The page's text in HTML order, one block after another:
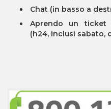
Chat (in basso a
Aprendo un ticket
(h24, inclusi sabato,